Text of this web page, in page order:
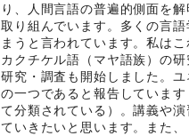
り、人間言語の普遍的側面を
取り組んでいます。多くの言
まうと言われています。私は
カクチケル語（マヤ語族）の
研究・調査も開始しました。
の一つであると報告していま
て分類されている）。講義や
ていきたいと思います。また